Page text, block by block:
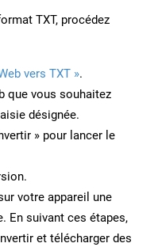
TXT, procédez
vers TXT ».
que vous souhaitez
désignée.
» pour lancer le
votre appareil une
En suivant ces étapes,
et télécharger des